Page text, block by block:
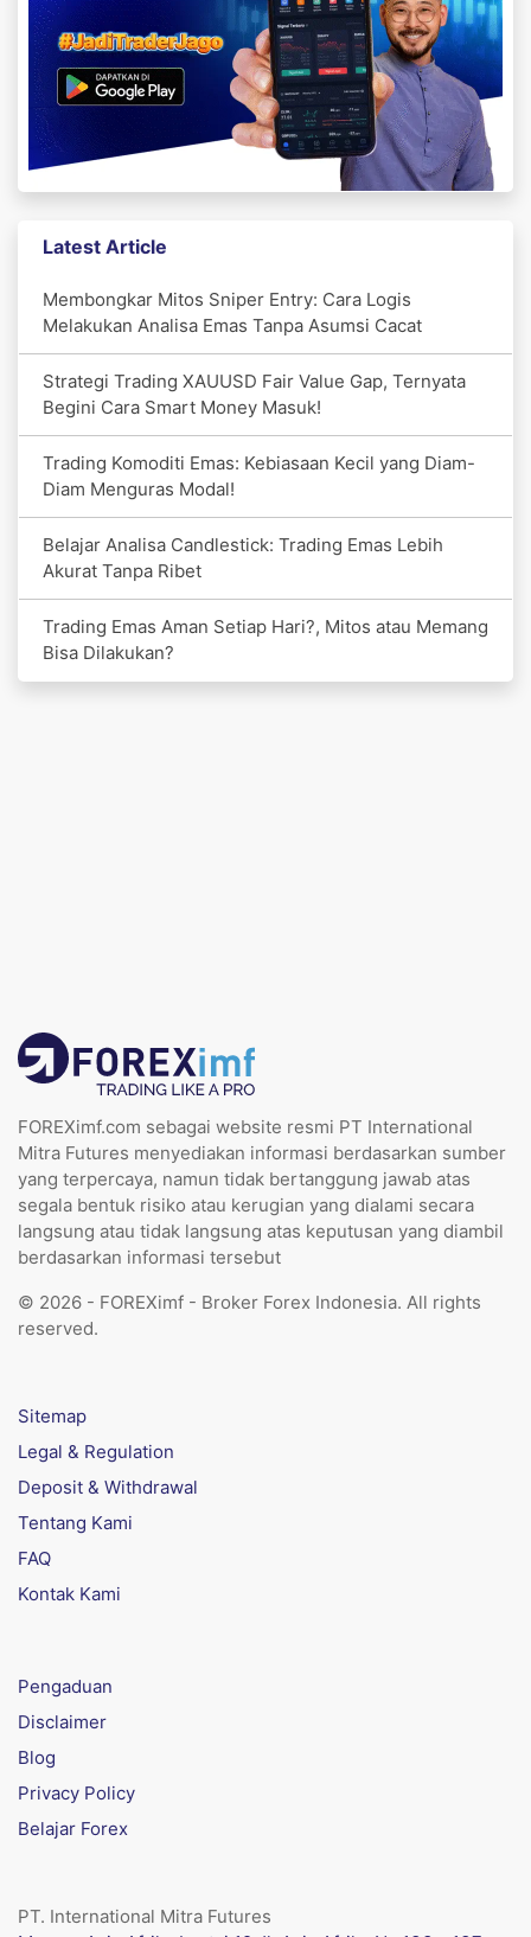
Latest Article
Membongkar Mitos Sniper Entry: Cara Logis
Melakukan Analisa Emas Tanpa Asumsi Cacat
Strategi Trading XAUUSD Fair Value Gap, Ternyata
Begini Cara Smart Money Masuk!
Trading Komoditi Emas: Kebiasaan Kecil yang Diam-
Diam Menguras Modal!
Belajar Analisa Candlestick: Trading Emas Lebih
Akurat Tanpa Ribet
Trading Emas Aman Setiap Hari?, Mitos atau Memang
Bisa Dilakukan?
FOREXimf.com sebagai website resmi PT International
Mitra Futures menyediakan informasi berdasarkan sumber
yang terpercaya, namun tidak bertanggung jawab atas
segala bentuk risiko atau kerugian yang dialami secara
langsung atau tidak langsung atas keputusan yang diambil
berdasarkan informasi tersebut
© 2026 - FOREXimf - Broker Forex Indonesia. All rights
reserved.
Sitemap
Legal & Regulation
Deposit & Withdrawal
Tentang Kami
FAQ
Kontak Kami
Pengaduan
Disclaimer
Blog
Privacy Policy
Belajar Forex
PT. International Mitra Futures